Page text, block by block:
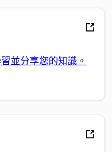
並分享您的知識。